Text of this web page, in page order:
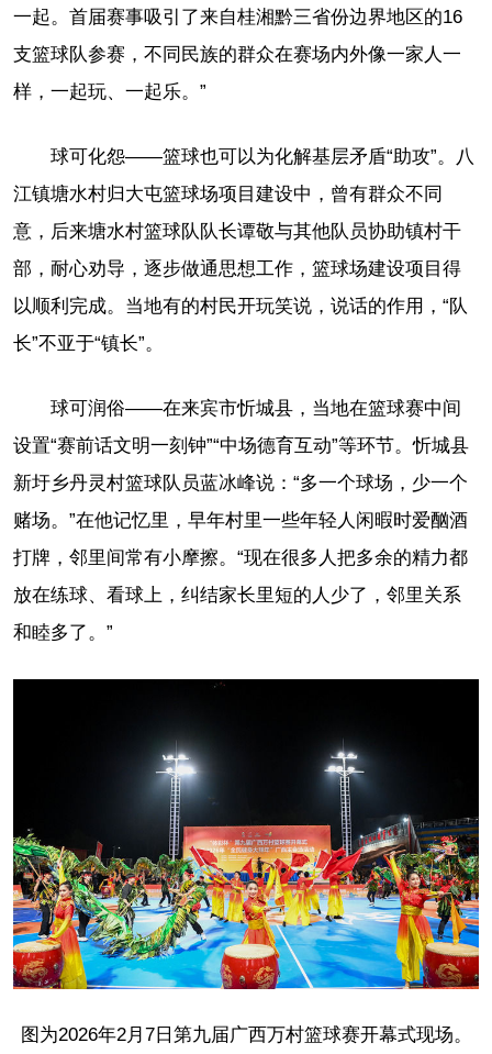
一起。首届赛事吸引了来自桂湘黔三省份边界地区的16
支篮球队参赛，不同民族的群众在赛场内外像一家人一
样，一起玩、一起乐。”
球可化怨——篮球也可以为化解基层矛盾“助攻”。八
江镇塘水村归大屯篮球场项目建设中，曾有群众不同
意，后来塘水村篮球队队长谭敬与其他队员协助镇村干
部，耐心劝导，逐步做通思想工作，篮球场建设项目得
以顺利完成。当地有的村民开玩笑说，说话的作用，“队
长”不亚于“镇长”。
球可润俗——在来宾市忻城县，当地在篮球赛中间
设置“赛前话文明一刻钟”“中场德育互动”等环节。忻城县
新圩乡丹灵村篮球队员蓝冰峰说：“多一个球场，少一个
赌场。”在他记忆里，早年村里一些年轻人闲暇时爱酗酒
打牌，邻里间常有小摩擦。“现在很多人把多余的精力都
放在练球、看球上，纠结家长里短的人少了，邻里关系
和睦多了。”
图为2026年2月7日第九届广西万村篮球赛开幕式现场。